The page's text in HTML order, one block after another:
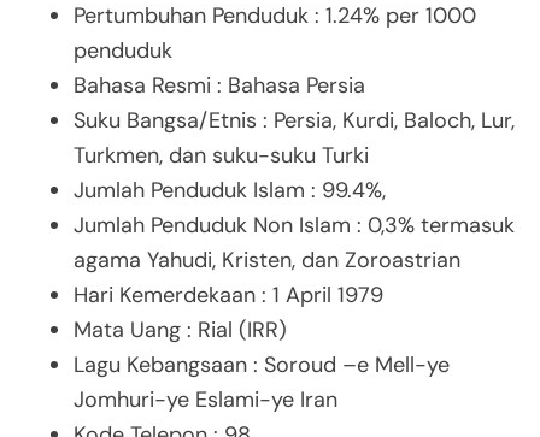
Pertumbuhan Penduduk : 1.24% per 1000
penduduk
Bahasa Resmi : Bahasa Persia
Suku Bangsa/Etnis : Persia, Kurdi, Baloch, Lur,
Turkmen, dan suku-suku Turki
Jumlah Penduduk Islam : 99.4%,
Jumlah Penduduk Non Islam : 0,3% termasuk
agama Yahudi, Kristen, dan Zoroastrian
Hari Kemerdekaan : 1 April 1979
Mata Uang : Rial (IRR)
Lagu Kebangsaan : Soroud –e Mell-ye
Jomhuri-ye Eslami-ye Iran